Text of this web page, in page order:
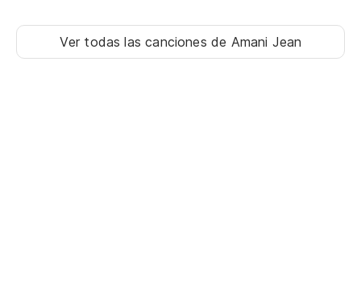
Ver todas las canciones de Amani Jean